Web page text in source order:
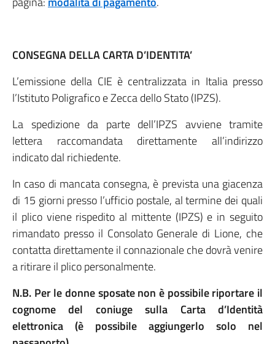
CONSEGNA DELLA CARTA D’IDENTITA’
L’emissione della CIE è centralizzata in Italia presso
l’Istituto Poligrafico e Zecca dello Stato (IPZS).
La spedizione da parte dell’IPZS avviene tramite
lettera raccomandata direttamente all’indirizzo
indicato dal richiedente.
In caso di mancata consegna, è prevista una giacenza
di 15 giorni presso l’ufficio postale, al termine dei quali
il plico viene rispedito al mittente (IPZS) e in seguito
rimandato presso il Consolato Generale di Lione, che
contatta direttamente il connazionale che dovrà venire
a ritirare il plico personalmente.
N.B. Per le donne sposate non è possibile riportare il
cognome del coniuge sulla Carta d’Identità
elettronica (è possibile aggiungerlo solo nel